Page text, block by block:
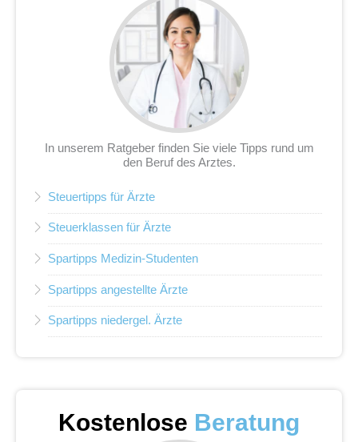
In unserem Ratgeber finden Sie viele Tipps rund um
den Beruf des Arztes.
Steuertipps für Ärzte
Steuerklassen für Ärzte
Spartipps Medizin-Studenten
Spartipps angestellte Ärzte
Spartipps niedergel. Ärzte
Kostenlose Beratung